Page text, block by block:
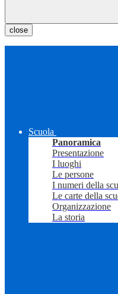
close
Scuola
Panoramica
Presentazione
I luoghi
Le persone
I numeri della
Le carte della
Organizzazione
La storia